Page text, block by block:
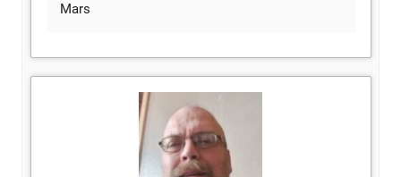
Mars